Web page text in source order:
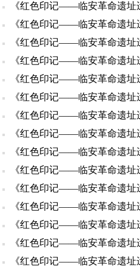
《红色印记——临安革命遗址
《红色印记——临安革命遗址
《红色印记——临安革命遗址
《红色印记——临安革命遗址
《红色印记——临安革命遗址
《红色印记——临安革命遗址
《红色印记——临安革命遗址
《红色印记——临安革命遗址
《红色印记——临安革命遗址
《红色印记——临安革命遗址
《红色印记——临安革命遗址
《红色印记——临安革命遗址
《红色印记——临安革命遗址
《红色印记——临安革命遗址
《红色印记——临安革命遗址